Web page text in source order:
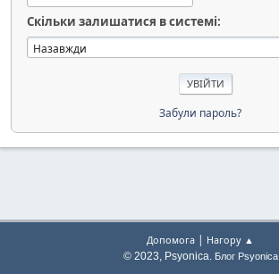
Скільки залишатися в системі:
Забули пароль?
Допомога | Нагору ▲
© 2023, Psyonica. Блог Psyonica